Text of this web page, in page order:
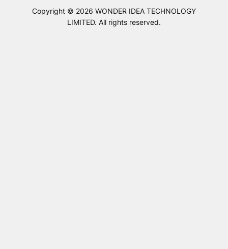
Copyright © 2026 WONDER IDEA TECHNOLOGY
LIMITED. All rights reserved.